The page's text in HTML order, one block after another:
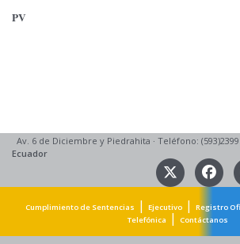
PV
Av. 6 de Diciembre y Piedrahita · Teléfono: (593)2399
Ecuador
Cumplimiento de Sentencias | Ejecutivo| Registro
Telefónica
| Contáctanos